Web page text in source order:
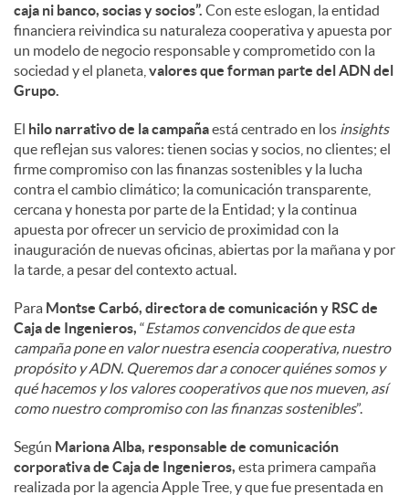
s
caja ni banco, socias y socios”. Con este eslogan, la entidad
financiera reivindica su naturaleza cooperativa y apuesta por
un modelo de negocio responsable y comprometido con la
sociedad y el planeta, valores que forman parte del ADN del
Grupo.
El hilo narrativo de la campañaestá centrado en los insights
que reflejan sus valores: tienen socias y socios, no clientes; el
firme compromiso con las finanzas sostenibles y la lucha
contra el cambio climático; la comunicación transparente,
cercana y honesta por parte de la Entidad; y la continua
apuesta por ofrecer un servicio de proximidad con la
inauguración de nuevas oficinas, abiertas por la mañana y por
la tarde, a pesar del contexto actual.
Para Montse Carbó, directora de comunicación y RSC de
Caja de Ingenieros, “Estamos convencidos de que esta
campaña pone en valor nuestra esencia cooperativa, nuestro
propósito y ADN. Queremos dar a conocer quiénes somos y
qué hacemos y los valores cooperativos que nos mueven, así
como nuestro compromiso con las finanzas sostenibles”.
Según Mariona Alba, responsable de comunicación
corporativa de Caja de Ingenieros, esta primera campaña
realizada por la agencia Apple Tree, y que fue presentada en